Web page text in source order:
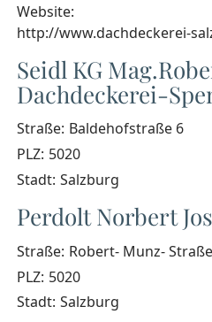
Website:
http://www.dachdeckerei-
Seidl KG
Dachdeckerei-
Straße: Baldehofstraße 6
PLZ: 5020
Stadt: Salzburg
Perdolt Norbert
Straße: Robert- Munz-
PLZ: 5020
Stadt: Salzburg